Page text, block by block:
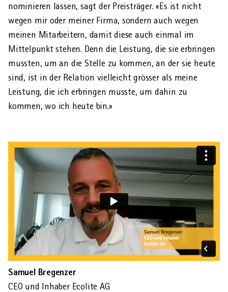
AHVeasy
Login
Schliessen
nominieren lassen, sagt der Preisträger. «Es ist nicht
wegen mir oder meiner Firma, sondern auch wegen
meinen Mitarbeitern, damit diese auch einmal im
Mittel­punkt stehen. Denn die Leistung, die sie erbringen
mussten, um an die Stelle zu kommen, an der sie heute
sind, ist in der Relation vielleicht grösser als meine
Leistung, die ich erbringen musste, um dahin zu
kommen, wo ich heute bin.»
Samuel Bregenzer
CEO und Inhaber Ecolite AG